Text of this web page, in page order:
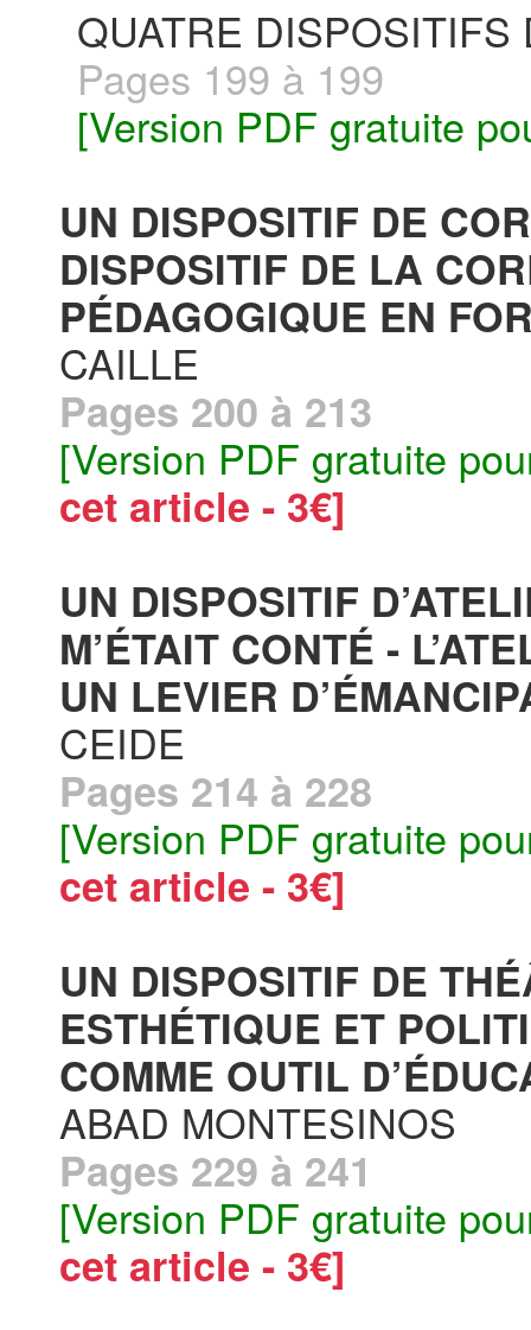
QUATRE DISPOSITIFS
Pages 199 à 199
[Version PDF gratuite
UN DISPOSITIF DE
DISPOSITIF DE LA
PÉDAGOGIQUE EN
CAILLE
Pages 200 à 213
[Version PDF gratuite
cet article - 3€]
UN DISPOSITIF
M’ÉTAIT CONTÉ -
UN LEVIER
CEIDE
Pages 214 à 228
[Version PDF gratuite
cet article - 3€]
UN DISPOSITIF DE
ESTHÉTIQUE ET
COMME OUTIL
ABAD MONTESINOS
Pages 229 à 241
[Version PDF gratuite
cet article - 3€]